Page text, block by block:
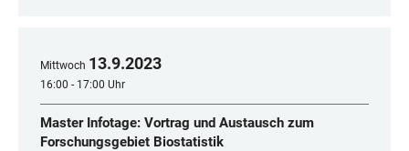
Mittwoch 13.9.2023
16:00 - 17:00 Uhr
Master Infotage: Vortrag und Austausch zum
Forschungsgebiet Biostatistik